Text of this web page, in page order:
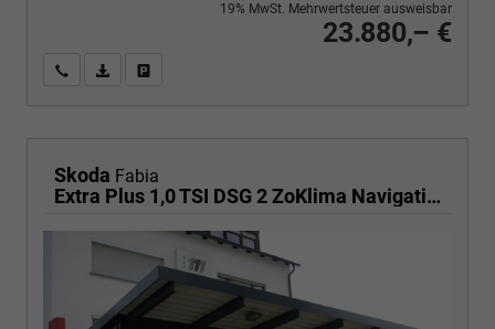
23.880,– €
19% MwSt. Mehrwertsteuer ausweisbar
Wir rufen Sie anPDF-Fahrzeugexposé drucken
Skoda Fabia
Extra Plus 1,0 TSI DSG 2 ZoKlima Navigation x Einparkhilfe Kessy beheiztes Lenkrad Sitzheizung Sunset 5J Garantie